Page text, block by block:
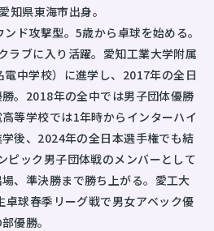
知県東海市出身。
ド攻撃型。5歳から卓球を始める。
ラブに入り活躍。愛知工業大学附属
中学校）に進学し、2017年の全日
。2018年の全中では男子団体優勝
等学校では1年時からインターハイ
後、2024年の全日本選手権でも結
ピック男子団体戦のメンバーとして
、準決勝まで勝ち上がる。愛工大
球春季リーグ戦で男女アベック優
優勝。